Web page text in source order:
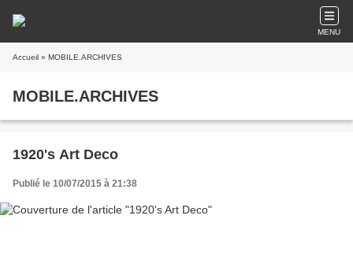
MENU
Accueil » MOBILE.ARCHIVES
MOBILE.ARCHIVES
1920's Art Deco
Publié le 10/07/2015 à 21:38